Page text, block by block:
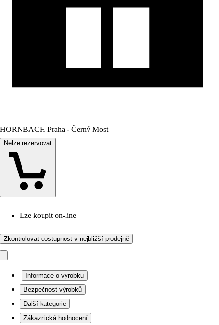
HORNBACH Praha - Černý Most
Nelze rezervovat
Lze koupit on-line
Zkontrolovat dostupnost v nejbližší prodejně
Informace o výrobku
Bezpečnost výrobků
Další kategorie
Zákaznická hodnocení